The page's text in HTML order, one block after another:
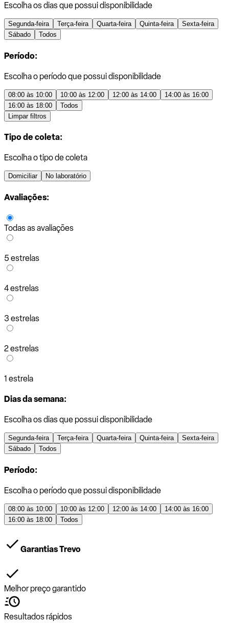
Escolha os dias que possui disponibilidade
Segunda-feira Terça-feira Quarta-feira Quinta-feira
Sexta-feira
Sábado
Todos
Período:
Escolha o período que possui disponibilidade
08:00 às 10:00 10:00 às 12:00 12:00 às 14:00
14:00 às 16:00
16:00 às 18:00
Todos
Limpar filtros
Tipo de coleta:
Escolha o tipo de coleta
Domiciliar No laboratório
Avaliações:
Todas as avaliações
5 estrelas
4 estrelas
3 estrelas
2 estrelas
1 estrela
Dias da semana:
Escolha os dias que possui disponibilidade
Segunda-feira Terça-feira Quarta-feira Quinta-feira
Sexta-feira
Sábado
Todos
Período:
Escolha o período que possui disponibilidade
08:00 às 10:00 10:00 às 12:00 12:00 às 14:00
14:00 às 16:00
16:00 às 18:00
Todos
Garantias Trevo
Melhor preço garantido
Resultados rápidos